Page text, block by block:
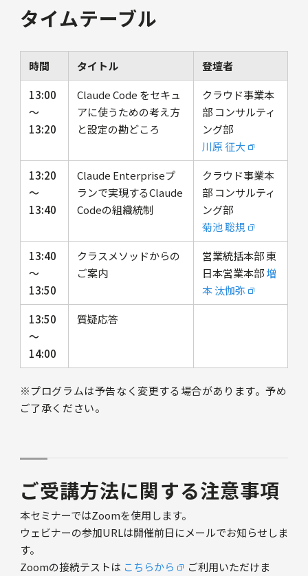
タイムテーブル
時間 タイトル
登壇者
13:00
〜
13:20
Claude Code をセキュ
アに使うための考え方
と設定の勘どころ
クラウド事業本
部 コンサルティ
ング部
川原 征大
13:20
〜
13:40
Claude Enterpriseプ
ランで実現するClaude
Codeの組織統制
クラウド事業本
部 コンサルティ
ング部
菊池 聡規
13:40
〜
13:50
クラスメソッドからの
ご案内
営業統括本部 東
日本営業本部増
本 汰伽弥
13:50
〜
14:00
質疑応答
※プログラムは予告なく変更する場合があります。予め
ご了承ください。
ご受講方法に関する注意事項
本セミナーではZoomを使用します。
ウェビナーの参加URLは開催前日にメールでお知らせしま
す。
Zoomの接続テストは こちらから ご利用いただけま